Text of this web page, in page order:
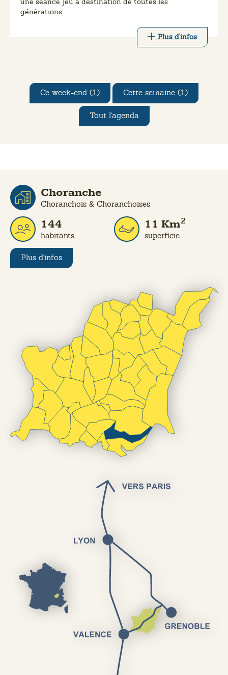
générations.
Plus d'infos
Ce week-end (1) Cette semaine (1)
Tout l'agenda
Choranche
Choranchois & Choranchoises
144
habitants
11 Km2
superficie
Plus d'infos